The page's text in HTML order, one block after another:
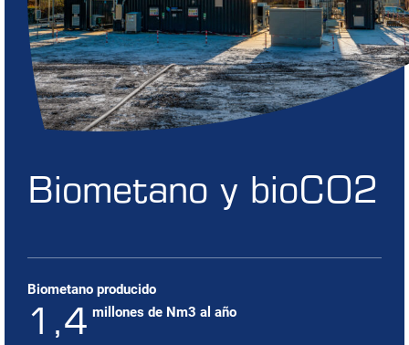
Biometano y bioCO2
Biometano producido
1,4 millones de Nm3 al año